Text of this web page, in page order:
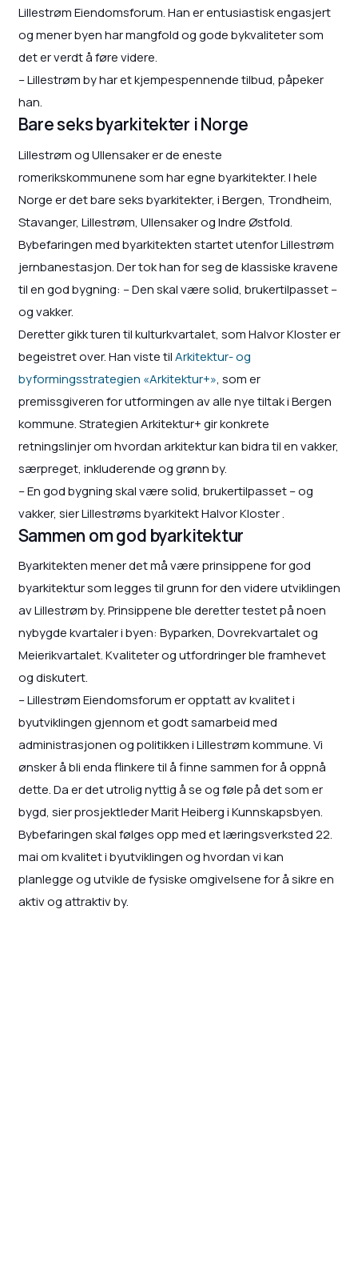
Lillestrøm Eiendomsforum. Han er entusiastisk engasjert
og mener byen har mangfold og gode bykvaliteter som
det er verdt å føre videre.
– Lillestrøm by har et kjempespennende tilbud, påpeker
han.
Bare seks byarkitekter i Norge
Lillestrøm og Ullensaker er de eneste
romerikskommunene som har egne byarkitekter. I hele
Norge er det bare seks byarkitekter, i Bergen, Trondheim,
Stavanger, Lillestrøm, Ullensaker og Indre Østfold.
Bybefaringen med byarkitekten startet utenfor Lillestrøm
jernbanestasjon. Der tok han for seg de klassiske kravene
til en god bygning: – Den skal være solid, brukertilpasset –
og vakker.
Deretter gikk turen til kulturkvartalet, som Halvor Kloster er
begeistret over. Han viste tilArkitektur- og
byformingsstrategien «Arkitektur+», som er
premissgiveren for utformingen av alle nye tiltak i Bergen
kommune. Strategien Arkitektur+ gir konkrete
retningslinjer om hvordan arkitektur kan bidra til en vakker,
særpreget, inkluderende og grønn by.
– En god bygning skal være solid, brukertilpasset – og
vakker, sier Lillestrøms byarkitekt Halvor Kloster .
Sammen om god byarkitektur
Byarkitekten mener det må være prinsippene for god
byarkitektur som legges til grunn for den videre utviklingen
av Lillestrøm by. Prinsippene ble deretter testet på noen
nybygde kvartaler i byen: Byparken, Dovrekvartalet og
Meierikvartalet. Kvaliteter og utfordringer ble framhevet
og diskutert.
– Lillestrøm Eiendomsforum er opptatt av kvalitet i
byutviklingen gjennom et godt samarbeid med
administrasjonen og politikken i Lillestrøm kommune. Vi
ønsker å bli enda flinkere til å finne sammen for å oppnå
dette. Da er det utrolig nyttig å se og føle på det som er
bygd, sier prosjektleder Marit Heiberg i Kunnskapsbyen.
Bybefaringen skal følges opp med et læringsverksted 22.
mai om kvalitet i byutviklingen og hvordan vi kan
planlegge og utvikle de fysiske omgivelsene for å sikre en
aktiv og attraktiv by.